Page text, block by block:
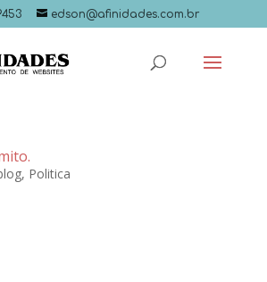
edson@afinidades.com.br
, Politica